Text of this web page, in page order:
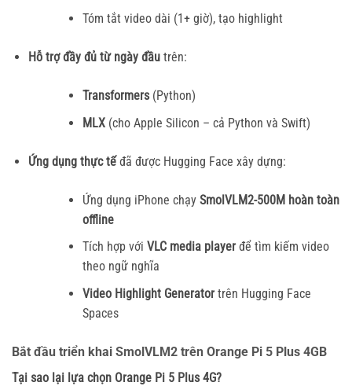
Tóm tắt video dài (1+ giờ), tạo highlight
Hỗ trợ đầy đủ từ ngày đầutrên:
Transformers(Python)
MLX(cho Apple Silicon – cả Python và Swift)
Ứng dụng thực tếđã được Hugging Face xây dựng:
Ứng dụng iPhone chạy SmolVLM2-500M hoàn toàn
offline
Tích hợp với VLC media playerđể tìm kiếm video
theo ngữ nghĩa
Video Highlight Generatortrên Hugging Face
Spaces
Bắt đầu triển khai SmolVLM2 trên Orange Pi 5 Plus 4GB
Tại sao lại lựa chọn Orange Pi 5 Plus 4G?